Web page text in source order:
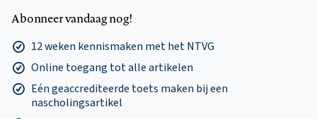
Abonneer vandaag nog!
12 weken kennismaken met het NTVG
Online toegang tot alle artikelen
Eén geaccrediteerde toets maken bij een
nascholingsartikel